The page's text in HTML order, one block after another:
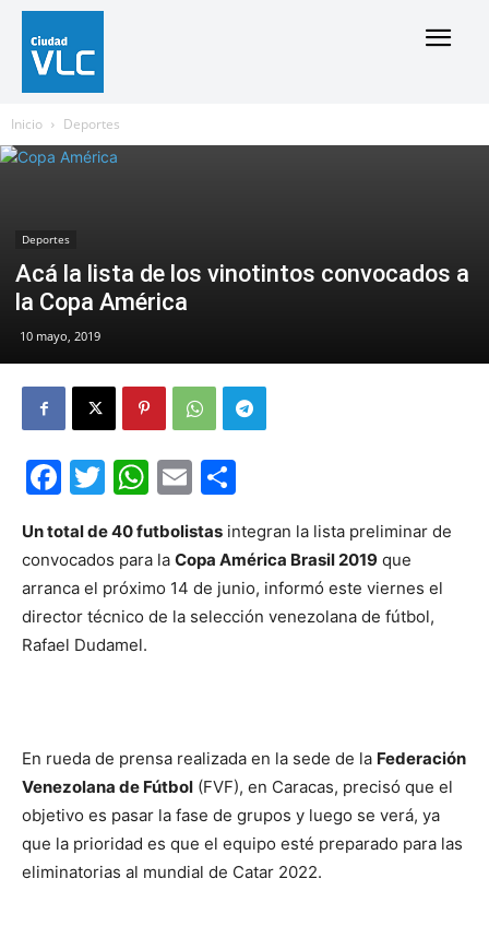
Inicio Deportes
Deportes
Acá la lista de los vinotintos convocados a
la Copa América
10 mayo, 2019
Facebook
Twitter
WhatsApp
Email
Un total de 40 futbolistas integran la lista preliminar de
convocados para la Copa América Brasil 2019 que
arranca el próximo 14 de junio, informó este viernes el
director técnico de la selección venezolana de fútbol,
Rafael Dudamel.
En rueda de prensa realizada en la sede de la Federación
Venezolana de Fútbol (FVF), en Caracas, precisó que el
objetivo es pasar la fase de grupos y luego se verá, ya
que la prioridad es que el equipo esté preparado para las
eliminatorias al mundial de Catar 2022.